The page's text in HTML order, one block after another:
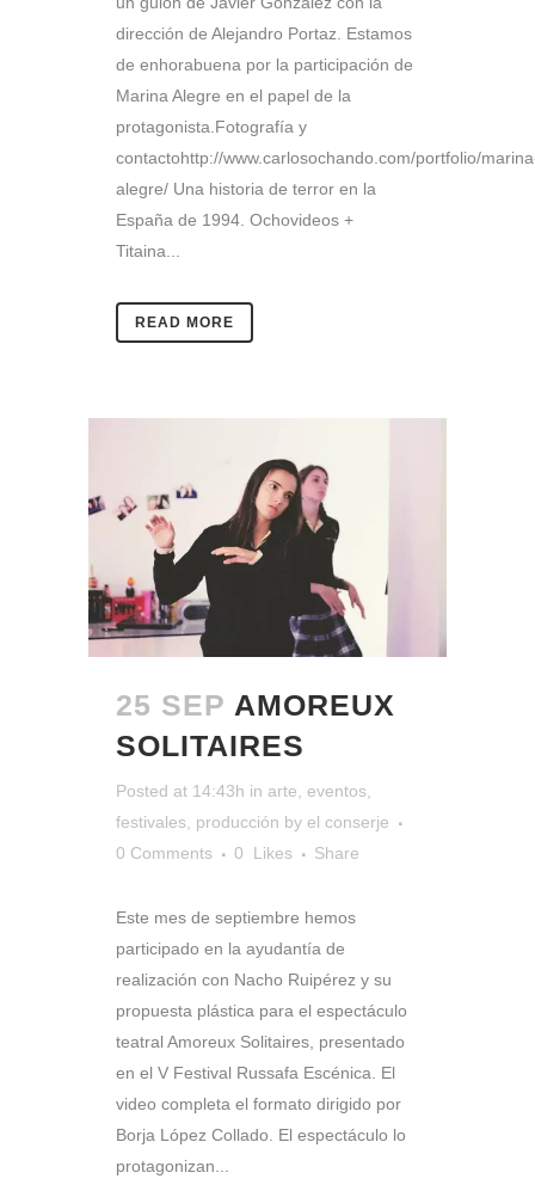
dirección de Alejandro Portaz. Estamos
de enhorabuena por la participación de
Marina Alegre en el papel de la
protagonista.Fotografía y
contactohttp://www.carlosochando.com/portfolio/
alegre/ Una historia de terror en la
España de 1994. Ochovideos +
Titaina...
READ MORE
25 SEP AMOREUX
SOLITAIRES
Posted at 14:43h in arte eventos
festivales producción by el conserje
0 Comments
0 Likes Share
Este mes de septiembre hemos
participado en la ayudantía de
realización con Nacho Ruipérez y su
propuesta plástica para el espectáculo
teatral Amoreux Solitaires, presentado
en el V Festival Russafa Escénica. El
video completa el formato dirigido por
Borja López Collado. El espectáculo lo
protagonizan...